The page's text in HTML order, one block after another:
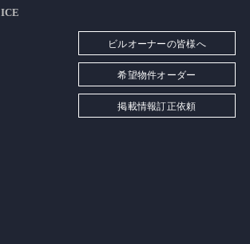
ビルオーナーの皆様へ
希望物件オーダー
掲載情報訂正依頼